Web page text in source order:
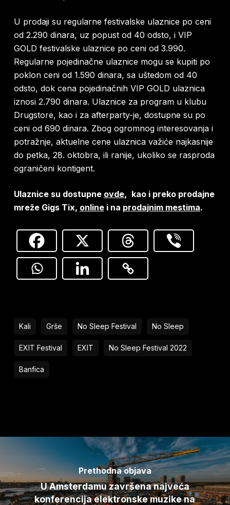
U prodaji su regularne festivalske ulaznice po ceni
od 2.290 dinara, uz popust od 40 odsto, i VIP
GOLD festivalske ulaznice po ceni od 3.990.
Regularne pojedinačne ulaznice mogu se kupiti po
poklon ceni od 1.590 dinara, sa uštedom od 40
odsto, dok cena pojedinačnih VIP GOLD ulaznica
iznosi 2.790 dinara. Ulaznice za program u klubu
Drugstore, kao i za afterparty-je, dostupne su po
ceni od 690 dinara. Zbog ogromnog interesovanja i
potražnje, aktuelne cene ulaznica važiće najkasnije
do petka, 28. oktobra, ili ranije, ukoliko se rasproda
ograničeni kontigent.
Ulaznice su dostupne ovde, kao i preko prodajne
mreže Gigs Tix, onlinei na prodajnim mestima.
Kali Grše No Sleep Festival No Sleep
EXIT Festival EXIT No Sleep Festival 2022
Banfica
Prethodna objava
U Amsterdamu završena najveća
konferencija elektronske muzike na